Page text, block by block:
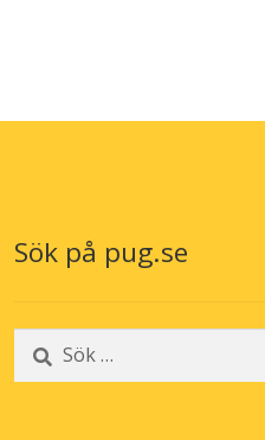
Sök på pug.se
Sök
efter: